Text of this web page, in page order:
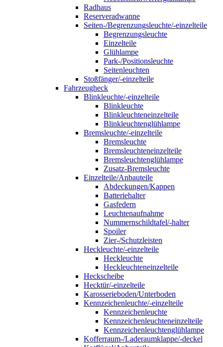
Radhaus
Reserveradwanne
Seiten-/Begrenzungsleuchte/-einzelteile
Begrenzungsleuchte
Einzelteile
Glühlampe
Park-/Positionsleuchte
Seitenleuchten
Stoßfänger/-einzelteile
Fahrzeugheck
Blinkleuchte/-einzelteile
Blinkleuchte
Blinkleuchteneinzelteile
Blinkleuchtenglühlampe
Bremsleuchte/-einzelteile
Bremsleuchte
Bremsleuchteneinzelteile
Bremsleuchtenglühlampe
Zusatz-Bremsleuchte
Einzelteile/Anbauteile
Abdeckungen/Kappen
Batteriehalter
Gasfedern
Leuchtenaufnahme
Nummernschildtafel/-halter
Spoiler
Zier-/Schutzleisten
Heckleuchte/-einzelteile
Heckleuchte
Heckleuchteneinzelteile
Heckscheibe
Hecktür/-einzelteile
Karosserieboden/Unterboden
Kennzeichenleuchte/-einzelteile
Kennzeichenleuchte
Kennzeichenleuchteneinzelteile
Kennzeichenleuchtenglühlampe
Kofferraum-/Laderaumklappe/-deckel